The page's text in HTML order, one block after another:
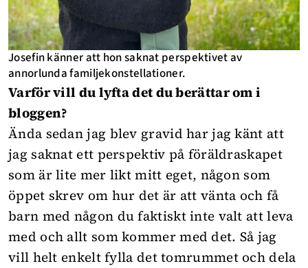
Josefin känner att hon saknat perspektivet av
annorlunda familjekonstellationer.
Varför vill du lyfta det du berättar om i
bloggen?
Ända sedan jag blev gravid har jag känt att
jag saknat ett perspektiv på föräldraskapet
som är lite mer likt mitt eget, någon som
öppet skrev om hur det är att vänta och få
barn med någon du faktiskt inte valt att leva
med och allt som kommer med det. Så jag
vill helt enkelt fylla det tomrummet och dela